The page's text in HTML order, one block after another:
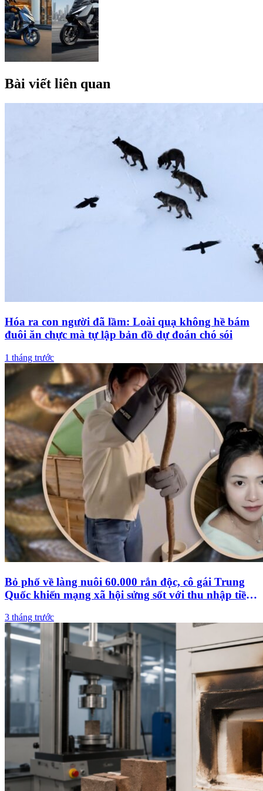
Bài viết liên quan
Hóa ra con người đã lầm: Loài quạ không hề bám
đuôi ăn chực mà tự lập bản đồ dự đoán chó sói
1 tháng trước
Bỏ phố về làng nuôi 60.000 rắn độc, cô gái Trung
Quốc khiến mạng xã hội sửng sốt với thu nhập tiền
3 tháng trước